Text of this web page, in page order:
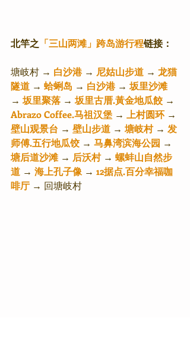
北竿之 「三山两滩」跨岛游行程链接：
塘岐村 → 白沙港 → 尼姑山步道 → 龙猫
隧道 → 蛤蜊岛 → 白沙港 → 坂里沙滩
→ 坂里聚落 → 坂里古厝.黃金地瓜餃 →
Abrazo Coffee.⻢祖汉堡 → 上村圆环 →
壁山观景台 → 壁山步道 → 塘岐村 → 发
师傅.五行地瓜饺 → ⻢鼻湾滨海公园 →
塘后道沙滩 → 后沃村 → 螺蚌山自然步
道 → 海上孔子像 → 12据点.百分幸福咖
啡厅 → 回塘岐村